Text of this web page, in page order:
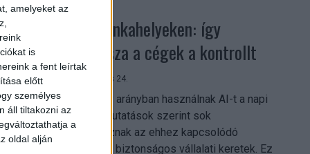
amelyeket az
is
a fent leírtak
előtt
személyes
áll tiltakozni az
a
oldal alján
Shadow AI a munkahelyeken: így
szerezhetik vissza a cégek a kontrollt
Digital Center 2026. július 24.
A munkavállalók nagy arányban használnak AI-t a napi
munkában, ám friss kutatások szerint sok
szervezetnél hiányoznak az ehhez kapcsolódó
világos irányelvek és biztonságos vállalati keretek. Ez